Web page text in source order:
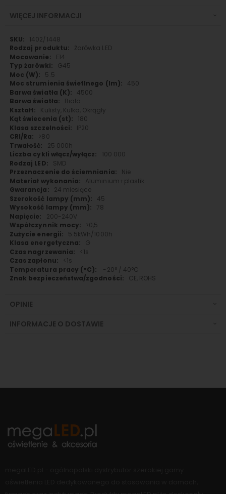
WIĘCEJ INFORMACJI
Więcej
informacji
1402/1448
Żarówka LED
E14
G45
5.5
450
4500
Biała
Kulisty, Kulka, Okrągły
180
IP20
>80
25 000h
100 000
SMD
Nie
Aluminium+plastik
24 miesiące
45
78
200-240V
>0,5
5.5kWh/1000h
G
<1s
<1s
-20° / 40°C
CE, ROHS
OPINIE
INFORMACJE O DOSTAWIE